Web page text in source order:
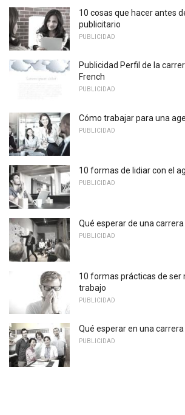
10 cosas que hacer antes
publicitario
PUBLICIDAD
Publicidad Perfil de la
French
PUBLICIDAD
Cómo trabajar para una
PUBLICIDAD
10 formas de lidiar con el
PUBLICIDAD
Qué esperar de una
PUBLICIDAD
10 formas prácticas de ser
trabajo
PUBLICIDAD
Qué esperar en una
PUBLICIDAD